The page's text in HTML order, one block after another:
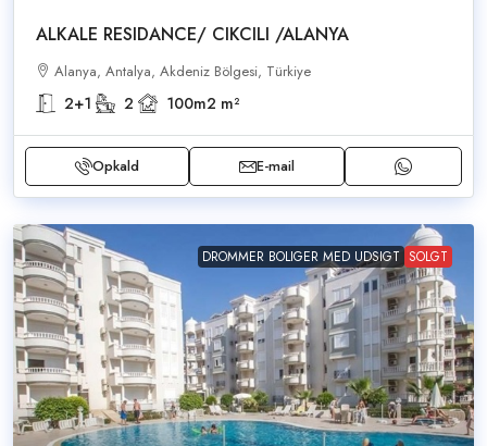
ALKALE RESIDANCE/ CIKCILI /ALANYA
Alanya, Antalya, Akdeniz Bölgesi, Türkiye
2+1 2 100m2 m²
Opkald E-mail
DROMMER BOLIGER MED UDSIGT SOLGT